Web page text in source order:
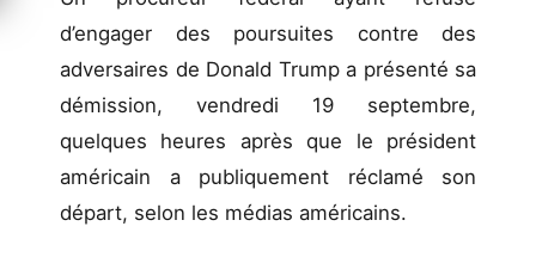
d’engager des poursuites contre des
adversaires de Donald Trump a présenté sa
démission, vendredi 19 septembre,
quelques heures après que le président
américain a publiquement réclamé son
départ, selon les médias américains.